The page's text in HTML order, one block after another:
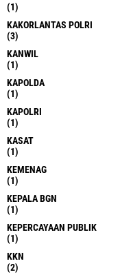
(1)
KAKORLANTAS POLRI
(3)
KANWIL
(1)
KAPOLDA
(1)
KAPOLRI
(1)
KASAT
(1)
KEMENAG
(1)
KEPALA BGN
(1)
KEPERCAYAAN PUBLIK
(1)
KKN
(2)